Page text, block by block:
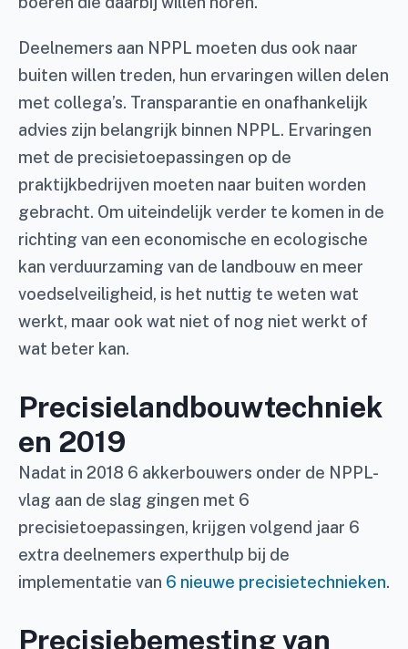
Deelnemers aan NPPL moeten dus ook naar
buiten willen treden, hun ervaringen willen delen
met collega’s. Transparantie en onafhankelijk
advies zijn belangrijk binnen NPPL. Ervaringen
met de precisietoepassingen op de
praktijkbedrijven moeten naar buiten worden
gebracht. Om uiteindelijk verder te komen in de
richting van een economische en ecologische
kan verduurzaming van de landbouw en meer
voedselveiligheid, is het nuttig te weten wat
werkt, maar ook wat niet of nog niet werkt of
wat beter kan.
Precisielandbouwtechniek
en 2019
Nadat in 2018 6 akkerbouwers onder de NPPL-
vlag aan de slag gingen met 6
precisietoepassingen, krijgen volgend jaar 6
extra deelnemers experthulp bij de
implementatie van 6 nieuwe precisietechnieken.
Precisiebemesting van